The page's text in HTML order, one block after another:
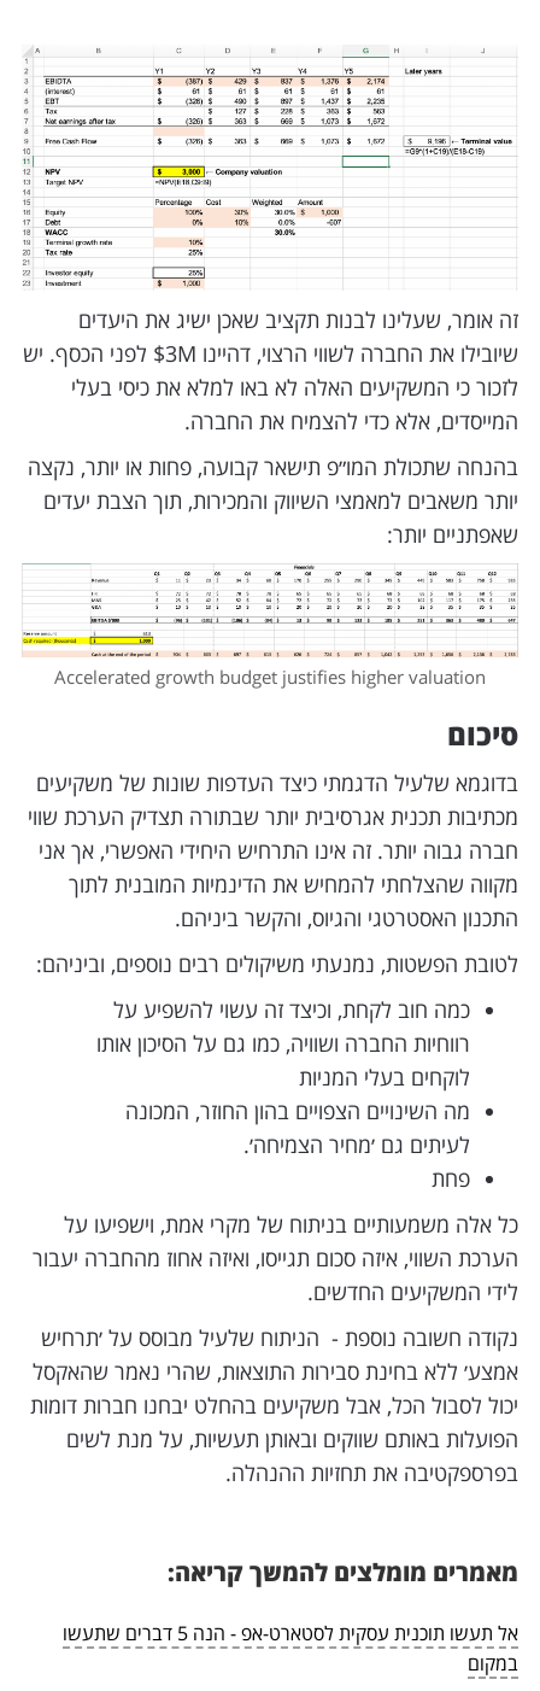
זה אומר, שעלינו לבנות תקציב שאכן ישיג את היעדים
שיובילו את החברה לשווי הרצוי, דהיינו $3M לפני הכסף. יש
לזכור כי המשקיעים האלה לא באו למלא את כיסי בעלי
המייסדים, אלא כדי להצמיח את החברה.
בהנחה שתכולת המו״פ תישאר קבועה, פחות או יותר, נקצה
יותר משאבים למאמצי השיווק והמכירות, תוך הצבת יעדים
שאפתניים יותר:
Accelerated growth budget justifies higher valuation
סיכום
בדוגמא שלעיל הדגמתי כיצד העדפות שונות של משקיעים
מכתיבות תכנית אגרסיבית יותר שבתורה תצדיק הערכת שווי
חברה גבוה יותר. זה אינו התרחיש היחידי האפשרי, אך אני
מקווה שהצלחתי להמחיש את הדינמיות המובנית לתוך
התכנון האסטרטגי והגיוס, והקשר ביניהם.
לטובת הפשטות, נמנעתי משיקולים רבים נוספים, וביניהם:
כמה חוב לקחת, וכיצד זה עשוי להשפיע על
רווחיות החברה ושוויה, כמו גם על הסיכון אותו
לוקחים בעלי המניות
מה השינויים הצפויים בהון החוזר, המכונה
לעיתים גם ׳מחיר הצמיחה׳.
פחת
כל אלה משמעותיים בניתוח של מקרי אמת, וישפיעו על
הערכת השווי, איזה סכום תגייסו, ואיזה אחוז מהחברה יעבור
לידי המשקיעים החדשים.
נקודה חשובה נוספת - הניתוח שלעיל מבוסס על ׳תרחיש
אמצע׳ ללא בחינת סבירות התוצאות, שהרי נאמר שהאקסל
יכול לסבול הכל, אבל משקיעים בהחלט יבחנו חברות דומות
הפועלות באותם שווקים ובאותן תעשיות, על מנת לשים
בפרספקטיבה את תחזיות ההנהלה.
מאמרים מומלצים להמשך קריאה:
אל תעשו תוכנית עסקית לסטארט-אפ - הנה 5 דברים שתעשו
במקום